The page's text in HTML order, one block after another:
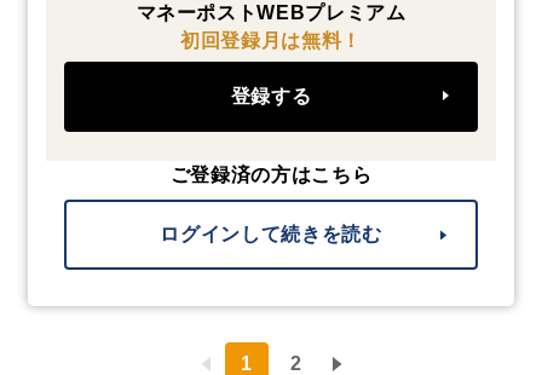
マネーポストWEBプレミアム
初回登録月は無料！
登録する
ご登録済の方はこちら
ログインして続きを読む
1 2